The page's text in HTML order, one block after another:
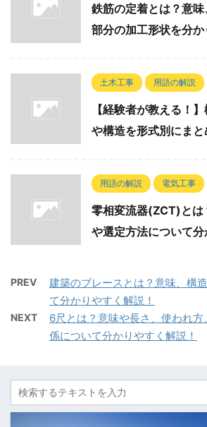
鉄筋の定着とは？意
部分の加工形状を分か
土木工事 用語の解説
【経験者が教える！
や構造を形式別にまと
用語の解説 電気工事
零相変流器(ZCT)とは
や選定方法について分
PREV
建築のブレースとは？意味、構
て分かりやすく解説！
NEXT
6尺とは？意味や長さ、使われ
係について分かりやすく解説！